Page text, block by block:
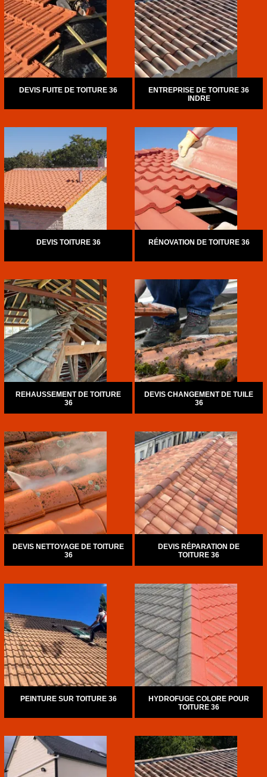
DEVIS FUITE DE TOITURE 36
ENTREPRISE DE TOITURE 36
INDRE
DEVIS TOITURE 36 RÉNOVATION DE TOITURE 36
REHAUSSEMENT DE TOITURE
36
DEVIS CHANGEMENT DE TUILE
36
DEVIS NETTOYAGE DE TOITURE
36
DEVIS RÉPARATION DE
TOITURE 36
PEINTURE SUR TOITURE 36
HYDROFUGE COLORE POUR
TOITURE 36